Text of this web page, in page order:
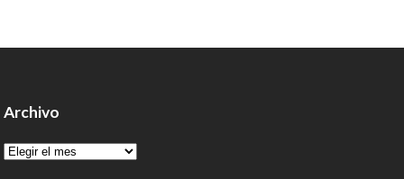
Archivo
Archivo